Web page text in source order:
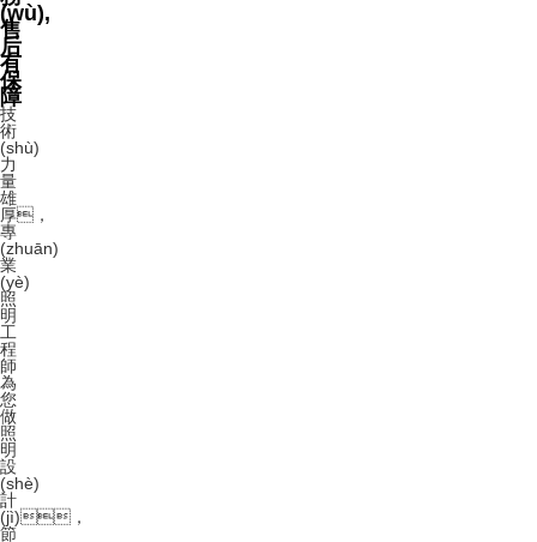
(wù),
售
后
有
保
障
技
術
(shù)
力
量
雄
厚，
專
(zhuān)
業
(yè)
照
明
工
程
師
為
您
做
照
明
設
(shè)
計
(jì)，
節